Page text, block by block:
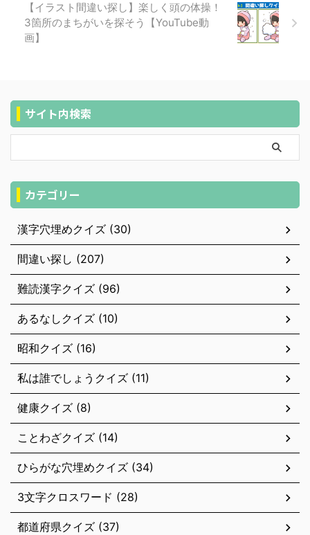
【イラスト間違い探し】楽しく頭の体操！
3箇所のまちがいを探そう【YouTube動
画】
サイト内検索
カテゴリー
漢字穴埋めクイズ (30)
間違い探し (207)
難読漢字クイズ (96)
あるなしクイズ (10)
昭和クイズ (16)
私は誰でしょうクイズ (11)
健康クイズ (8)
ことわざクイズ (14)
ひらがな穴埋めクイズ (34)
3文字クロスワード (28)
都道府県クイズ (37)